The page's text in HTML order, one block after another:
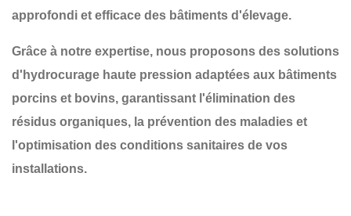
approfondi et efficace des bâtiments d'élevage.
Grâce à notre expertise, nous proposons des solutions
d' hydrocurage haute pression adaptées aux bâtiments
porcins et bovins, garantissant l'élimination des
résidus organiques, la prévention des maladies et
l'optimisation des conditions sanitaires de vos
installations.